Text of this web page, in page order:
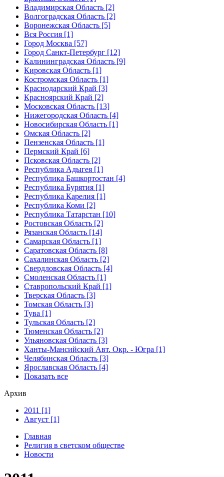
Владимирская Область [2]
Волгоградская Область [2]
Воронежская Область [5]
Вся Россия [1]
Город Москва [57]
Город Санкт-Петербург [12]
Калининградская Область [9]
Кировская Область [1]
Костромская Область [1]
Краснодарский Край [3]
Красноярский Край [2]
Московская Область [13]
Нижегородская Область [4]
Новосибирская Область [1]
Омская Область [2]
Пензенская Область [1]
Пермский Край [6]
Псковская Область [2]
Республика Адыгея [1]
Республика Башкортостан [4]
Республика Бурятия [1]
Республика Карелия [1]
Республика Коми [2]
Республика Татарстан [10]
Ростовская Область [2]
Рязанская Область [14]
Самарская Область [1]
Саратовская Область [8]
Сахалинская Область [2]
Свердловская Область [4]
Смоленская Область [1]
Ставропольский Край [1]
Тверская Область [3]
Томская Область [3]
Тува [1]
Тульская Область [2]
Тюменская Область [2]
Ульяновская Область [3]
Ханты-Мансийский Авт. Окр. - Югра [1]
Челябинская Область [3]
Ярославская Область [4]
Показать все
Архив
2011 [1]
Август [1]
Главная
Религия в светском обществе
Новости